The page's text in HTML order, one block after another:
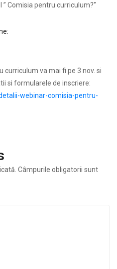
Comisia pentru curriculum?”
curriculum va mai fi pe 3 nov. si
si formularele de inscriere:
webinar-comisia-pentru-
Câmpurile obligatorii sunt